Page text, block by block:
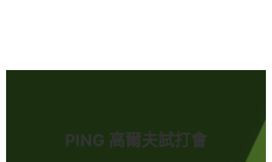
PING 高爾夫試打會